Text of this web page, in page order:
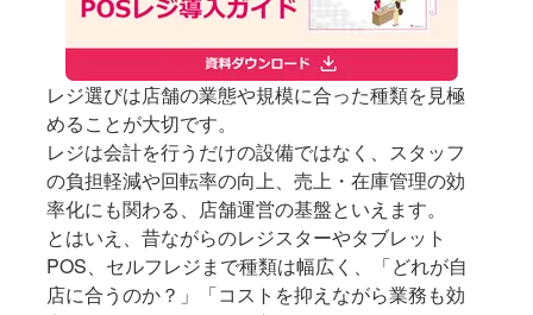
レジ選びは店舗の業態や規模に合った種類を見極
めることが大切です。
レジは会計を行うだけの設備ではなく、スタッフ
の負担軽減や回転率の向上、売上・在庫管理の効
率化にも関わる、店舗運営の基盤といえます。
とはいえ、昔ながらのレジスターやタブレット
POS、セルフレジまで種類は幅広く、「どれが自
店に合うのか？」「コストを抑えながら業務も効